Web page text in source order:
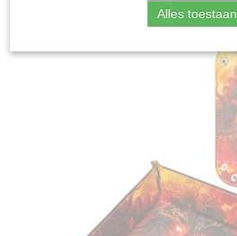
Alles toestaan